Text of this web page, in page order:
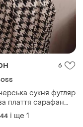
6
сукня футляр
плаття сарафан
xs s m гусяча
сіре біле
і ще 1